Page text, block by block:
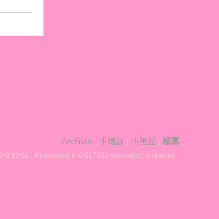
Archiver | 手機版 | 小黑屋 | 楊冪
8 19:52 , Processed in 0.017053 second(s), 6 queries .